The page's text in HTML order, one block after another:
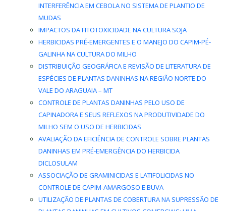
INTERFERÊNCIA EM CEBOLA NO SISTEMA DE PLANTIO DE
MUDAS
IMPACTOS DA FITOTOXICIDADE NA CULTURA SOJA
HERBICIDAS PRÉ-EMERGENTES E O MANEJO DO CAPIM-PÉ-
GALINHA NA CULTURA DO MILHO
DISTRIBUIÇÃO GEOGRÁFICA E REVISÃO DE LITERATURA DE
ESPÉCIES DE PLANTAS DANINHAS NA REGIÃO NORTE DO
VALE DO ARAGUAIA – MT
CONTROLE DE PLANTAS DANINHAS PELO USO DE
CAPINADORA E SEUS REFLEXOS NA PRODUTIVIDADE DO
MILHO SEM O USO DE HERBICIDAS
AVALIAÇÃO DA EFICIÊNCIA DE CONTROLE SOBRE PLANTAS
DANINHAS EM PRÉ-EMERGÊNCIA DO HERBICIDA
DICLOSULAM
ASSOCIAÇÃO DE GRAMINICIDAS E LATIFOLICIDAS NO
CONTROLE DE CAPIM-AMARGOSO E BUVA
UTILIZAÇÃO DE PLANTAS DE COBERTURA NA SUPRESSÃO DE